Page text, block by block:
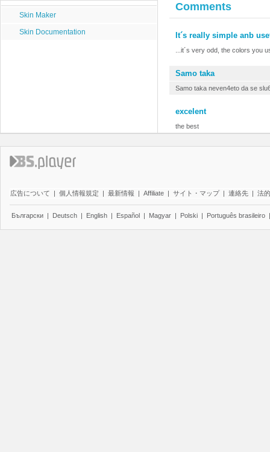
Skin Maker
Skin Documentation
Comments
It´s really simple anb
...it´s very odd, the colors you
Samo taka
Samo taka neven4eto da se
excelent
the best
広告について | 個人情報規定 | 最新情報 | Affiliate | サイト・マップ | 連絡先 | 法
Български | Deutsch | English | Español | Magyar | Polski | Português brasileiro